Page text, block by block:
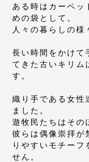
ある時はカーペッ
めの袋として。
人々の暮らしの様
長い時間をかけて
てきた古いキリム
す。
織り手である女性
ました。
遊牧民たちはその
彼らは偶像崇拝が
りやすいモチーフ
せん。